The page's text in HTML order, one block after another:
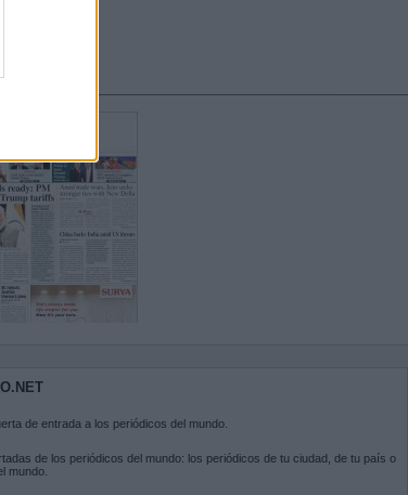
de entrada a los periódicos del mundo.
de los periódicos del mundo: los periódicos de tu ciudad, de tu país o
mundo.